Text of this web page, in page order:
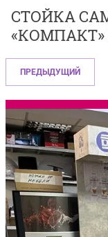
СТОЙКА
ПРЕДЫДУЩИЙ